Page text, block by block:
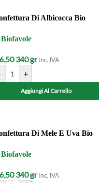
Di Albicocca Bio
Biofavole
6,50 340 gr Inc. IVA
+
Aggiungi Al Carrello
Di Mele E Uva Bio
Biofavole
6,50 340 gr Inc. IVA